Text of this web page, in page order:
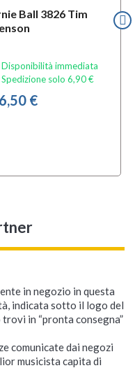
Ball 3826 Tim
Disponibilità immediata
Spedizione solo 6,90 €
€
in negozio in questa
indicata sotto il logo del
in “pronta consegna”
comunicate dai negozi
musicista capita di